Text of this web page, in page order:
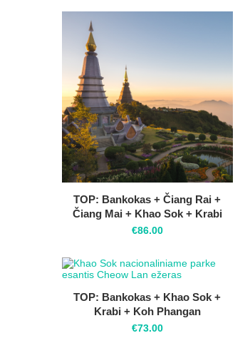
TOP: Bankokas + Čiang Rai +
Čiang Mai + Khao Sok + Krabi
€86.00
TOP: Bankokas + Khao Sok +
Krabi + Koh Phangan
€73.00